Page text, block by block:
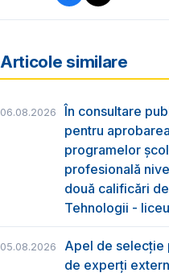
Articole similare
06.08.2026
În consultare
pentru
programelor
profesională
două calificări
Tehnologii -
05.08.2026
Apel de selecție
de experți